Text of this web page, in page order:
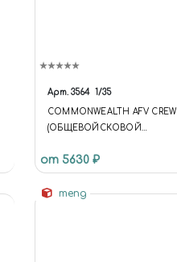
Арт. 3564 1/35
COMMONWEALTH AFV CREW
(ОБЩЕВОЙСКОВОЙ
СОДРУЖЕСТВА)
от 5630 ₽
meng